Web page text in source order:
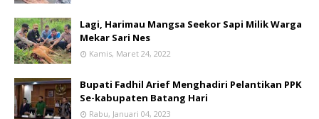
Lagi, Harimau Mangsa Seekor Sapi Milik Warga
Mekar Sari Nes
Kamis, Maret 24, 2022
Bupati Fadhil Arief Menghadiri Pelantikan PPK
Se-kabupaten Batang Hari
Rabu, Januari 04, 2023